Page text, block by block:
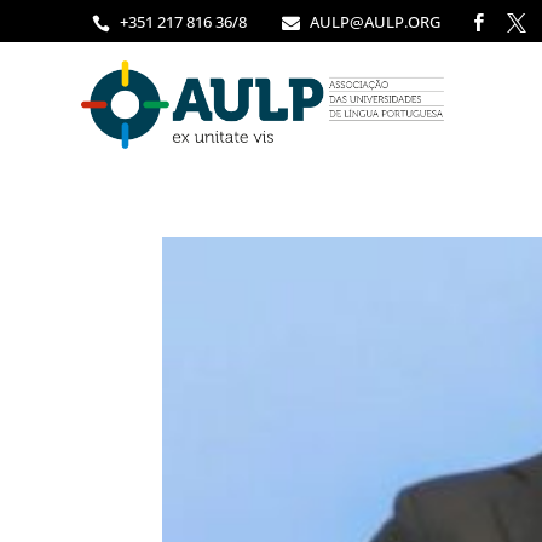
 +351 217 816 36/8  AULP@AULP.ORG  